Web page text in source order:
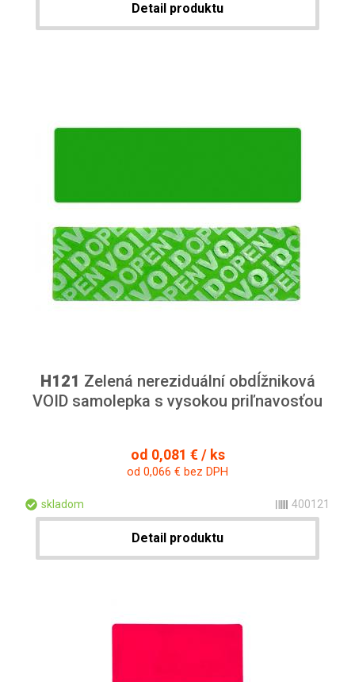
Detail produktu
H121 Zelená nereziduální obdĺžniková
VOID samolepka s vysokou priľnavosťou
od 0,081 € / ks
od 0,066 € bez DPH
skladom 400121
Detail produktu